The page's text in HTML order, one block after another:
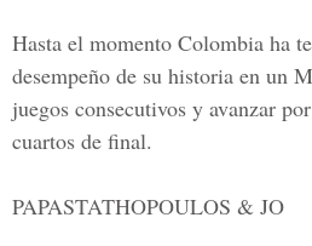
Hasta el momento Colombia ha
desempeño de su historia en un
juegos consecutivos y avanzar
cuartos de final.
PAPASTATHOPOULOS & JO